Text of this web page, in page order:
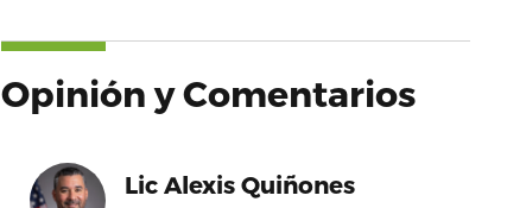
Opinión y Comentarios
Lic Alexis Quiñones